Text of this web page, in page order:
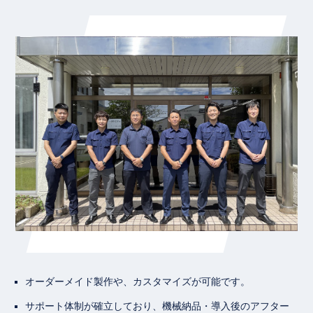
オーダーメイド製作や、カスタマイズが可能です。
サポート体制が確立しており、機械納品・導入後のアフター